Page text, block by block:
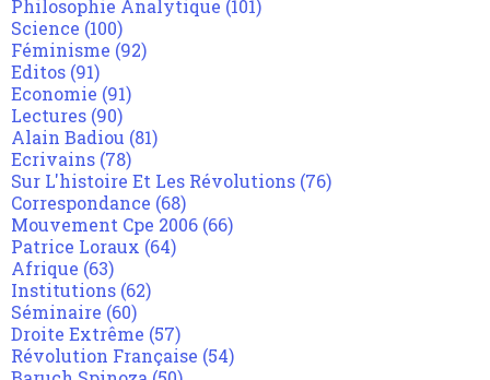
Philosophie Analytique (101)
Science (100)
Féminisme (92)
Editos (91)
Economie (91)
Lectures (90)
Alain Badiou (81)
Ecrivains (78)
Sur L'histoire Et Les Révolutions (76)
Correspondance (68)
Mouvement Cpe 2006 (66)
Patrice Loraux (64)
Afrique (63)
Institutions (62)
Séminaire (60)
Droite Extrême (57)
Révolution Française (54)